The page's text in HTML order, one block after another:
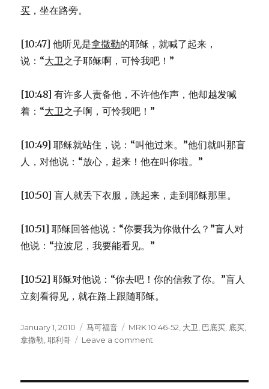
买 ，坐在路旁。
[10:47] 他听见是拿撒勒的耶稣，就喊了起来，
说：“大卫之子耶稣啊，可怜我吧！”
[10:48] 有许多人责备他，不许他作声，他却越发喊
着：“大卫之子啊，可怜我吧！”
[10:49] 耶稣就站住，说：“叫他过来。”他们就叫那盲
人，对他说：“放心，起来！他在叫你啦。”
[10:50] 盲人就丢下衣服，跳起来，走到耶稣那里。
[10:51] 耶稣回答他说：“你要我为你做什么？”盲人对
他说：“拉波尼，我要能看见。”
[10:52] 耶稣对他说：“你去吧！你的信救了你。”盲人
立刻看得见，就在路上跟随耶稣。
Posted
on
January 1, 2010 Categories
马可福音 Tags
MRK 10:46-52 大卫 巴底买 底买
拿撒勒 ,耶利哥 Leave a comment